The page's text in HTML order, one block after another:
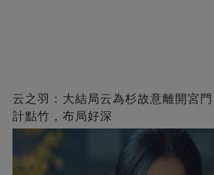
云之羽：大結局云為杉故意離開宮
計點竹，布局好深